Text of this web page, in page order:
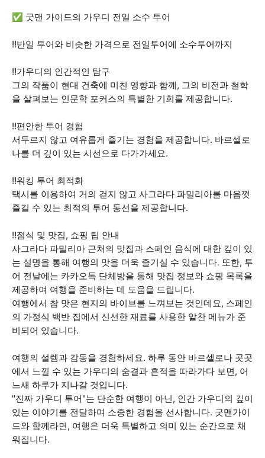
✅ 굿맨 가이드의 가우디 전일 소수 투어
‼️반일 투어와 비슷한 가격으로 전일투어에 소수투어까지
‼️가우디의 인간적인 탐구
그의 작품이 현대 건축에 미친 영향과 함께, 그의 비전과 철학
을 살펴보는 인문학 포커스의 특별한 기회를 제공합니다.
‼️편안한 투어 경험
서두르지 않고 여유롭게 즐기는 경험을 제공합니다. 바르셀로
나를 더 깊이 있는 시선으로 다가가세요.
‼️워킹 투어 최적화
택시를 이용하여 거의 걷지 않고 사그라다 파밀리아를 마음껏
즐길 수 있는 최적의 투어 동선을 제공합니다.
‼️점식 및 맛집, 쇼핑 팁 안내
사그라다 파밀리아 근처의 맛집과 스페인 음식에 대한 깊이 있
는 설명을 통해 여행의 맛을 더욱 즐기실 수 있습니다. 또한, 투
어 전날에는 카카오톡 단체방을 통해 맛집 정보와 쇼핑 목록을
제공하여 여행을 준비하는 데 도움을 드립니다.
여행에서 참 맛은 현지의 바이브를 느껴보는 것인데요, 스페인
의 가정식 백반 집에서 신선한 재료를 사용한 알찬 메뉴가 준
비되어 있습니다.
여행의 설렘과 감동을 경험하세요. 하루 동안 바르셀로나 곳곳
에서 느낄 수 있는 가우디의 숨결과 흔적을 따라가다 보면, 어
느새 하루가 지나갈 것입니다.
"진짜 가우디 투어"는 단순한 여행이 아닌, 인간 가우디의 깊이
있는 이야기를 전달하며 소중한 경험을 선사합니다. 굿맨가이
드와 함께라면, 여행은 더욱 특별하고 의미 있는 순간으로 채
워집니다.